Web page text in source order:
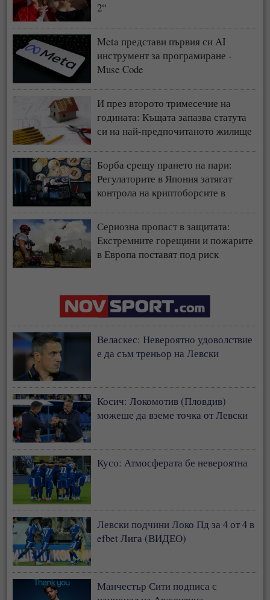
2“
Meta представи първия си AI
инструмент за програмиране -
Muse Code
И през второто тримесечие на
годината: Къщата запазва статута
си на най-предпочитаното жилище
Борба срещу прането на пари:
Регулаторите в Япония затягат
контрола на криптоборсите в
Сериозна пропаст в защитата:
Екстремните горещини и пожарите
в Европа поставят под риск
Веласкес: Невероятно удоволствие
е да съм треньор на Левски
Косич: Локомотив (Пловдив)
можеше да вземе точка от Левски
Кусо: Атмосферата бе невероятна
Левски подчини Локо Пд за 4 от 4 в
efbet Лига (ВИДЕО)
Манчестър Сити подписа с